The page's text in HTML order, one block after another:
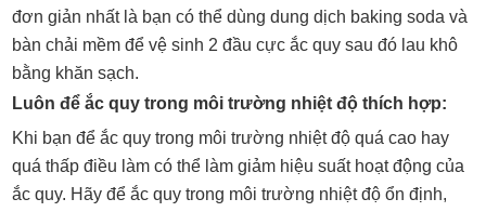
đơn giản nhất là bạn có thể dùng dung dịch baking soda và
bàn chải mềm để vệ sinh 2 đầu cực ắc quy sau đó lau khô
bằng khăn sạch.
Luôn để ắc quy trong môi trường nhiệt độ thích hợp:
Khi bạn để ắc quy trong môi trường nhiệt độ quá cao hay
quá thấp điều làm có thể làm giảm hiệu suất hoạt động của
ắc quy. Hãy để ắc quy trong môi trường nhiệt độ ổn định,